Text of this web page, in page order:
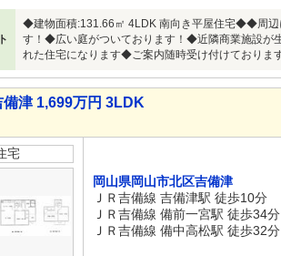
◆建物面積:131.66㎡ 4LDK 南向き平屋住宅◆◆周辺
す！◆広い庭がついております！◆近隣商業施設が
れた住宅になります◆ご案内随時受け付けておりま
備津 1,699万円 3LDK
宅
岡山県岡山市北区吉備津
ＪＲ吉備線 吉備津駅 徒歩10分
ＪＲ吉備線 備前一宮駅 徒歩34分
ＪＲ吉備線 備中高松駅 徒歩32分